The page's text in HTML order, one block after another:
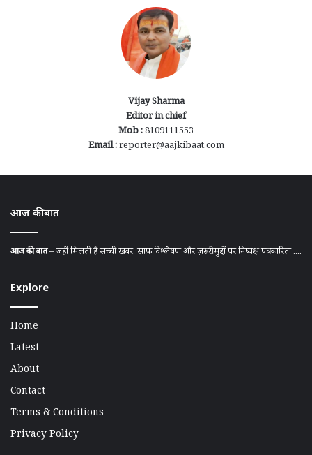
Vijay Sharma
Editor in chief
Mob :8109111553
Email :reporter@aajkibaat.com
आज की बात
आज की बात– जहाँ मिलती है सच्ची खबर, साफ़ विश्लेषण और ज़रूरी मुद्दों पर निष्पक्ष पत्रकारिता ....
Explore
Home
Latest
About
Contact
Terms & Conditions
Privacy Policy